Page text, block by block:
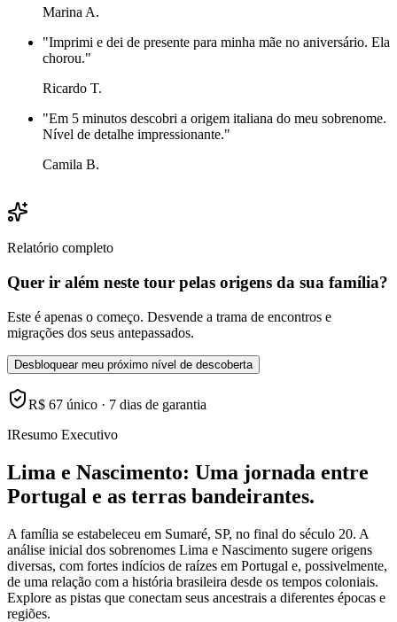
Marina A.
"Imprimi e dei de presente para minha mãe no aniversário. Ela
chorou."
Ricardo T.
"Em 5 minutos descobri a origem italiana do meu sobrenome.
Nível de detalhe impressionante."
Camila B.
Relatório completo
Quer ir além neste tour pelas origens da sua família?
Este é apenas o começo. Desvende a trama de encontros e
migrações dos seus antepassados.
Desbloquear meu próximo nível de descoberta
R$ 67 único · 7 dias de garantia
IResumo Executivo
Lima e Nascimento: Uma jornada entre
Portugal e as terras bandeirantes.
A família se estabeleceu em Sumaré, SP, no final do século 20. A
análise inicial dos sobrenomes Lima e Nascimento sugere origens
diversas, com fortes indícios de raízes em Portugal e, possivelmente,
de uma relação com a história brasileira desde os tempos coloniais.
Explore as pistas que conectam seus ancestrais a diferentes épocas e
regiões.